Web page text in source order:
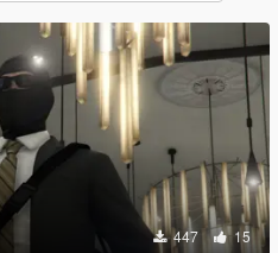
447 15